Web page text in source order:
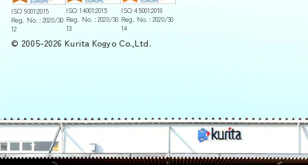
ISO 9001:2015
Reg. No. : 2020/30
12
ISO 14001:2015
Reg. No. : 2020/30
13
ISO 45001:2018
Reg. No. : 2020/30
14
© 2005-2026 Kurita Kogyo Co.,Ltd.